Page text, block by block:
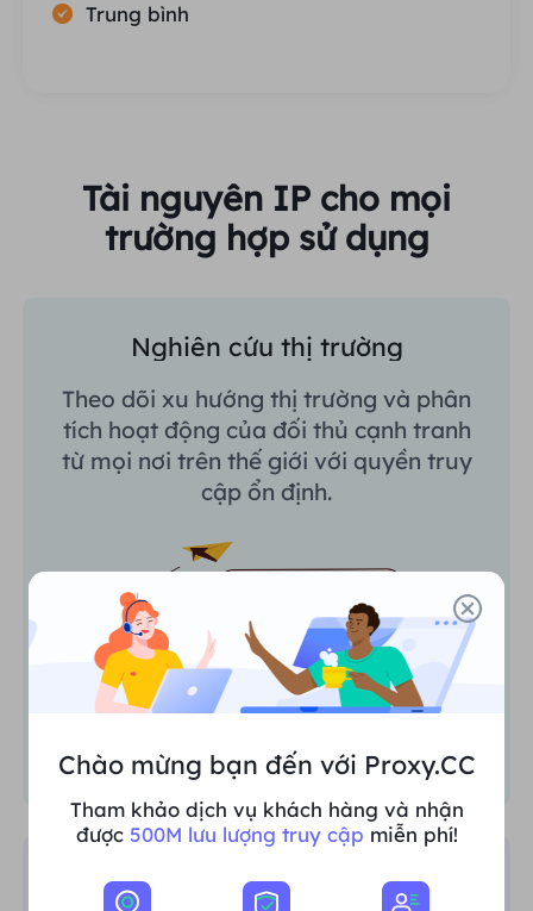
Trung bình
Tài nguyên IP cho mọi
trường hợp sử dụng
Nghiên cứu thị trường
Theo dõi xu hướng thị trường và phân
tích hoạt động của đối thủ cạnh tranh
từ mọi nơi trên thế giới với quyền truy
cập ổn định.
Giám sát SEO
Chào mừng bạn đến với Proxy.CC
Tham khảo dịch vụ khách hàng và nhận
được 500M lưu lượng truy cập miễn phí!